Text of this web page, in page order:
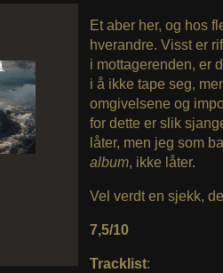
Et aber her, og hos
hverandre. Visst er
i mottagerenden, er
i å ikke tape seg,
omgivelsene og
for dette er slik
låter, men jeg som
album, ikke låter.
Vel verdt en sjekk,
7,5/10
Tracklist: